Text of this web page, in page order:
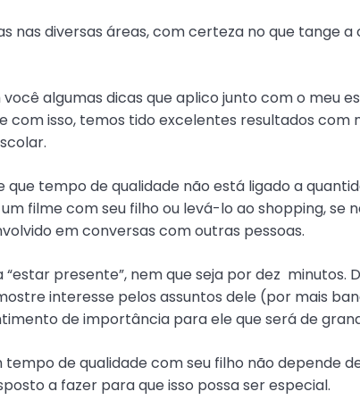
nas diversas áreas, com certeza no que tange a
algumas dicas que aplico junto com o meu
com isso, temos tido excelentes resultados com
tempo de qualidade não está ligado a
filme com seu filho ou levá-lo ao shopping, se
em conversas com outras pessoas.
presente”, nem que seja por dez minutos.
interesse pelos assuntos dele (por mais
de importância para ele que será de
de qualidade com seu filho não depende
a fazer para que isso possa ser especial.